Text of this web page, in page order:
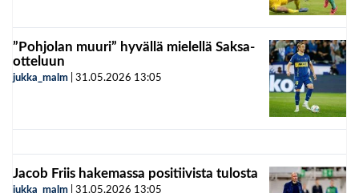
”Pohjolan muuri” hyvällä mielellä Saksa-
otteluun
jukka_malm 31.05.2026 13:05
Jacob Friis hakemassa positiivista tulosta
jukka_malm 31.05.2026 13:05